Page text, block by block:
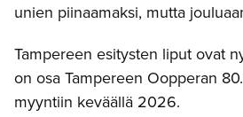
unien piinaamaksi, mutta
Tampereen esitysten liput ovat
on osa Tampereen Oopperan
myyntiin keväällä 2026.